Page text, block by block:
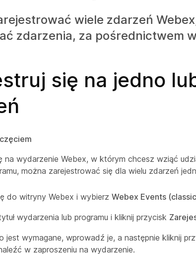
wiele zdarzeń
zdarzenia, za pośrednictwem
się na jedno
na wydarzenie Webex, w którym chcesz wziąć
można zarejestrować się dla wielu zdarzeń
do witryny Webex i wybierz Webex Events
wydarzenia lub programu i kliknij przycisk
jest wymagane, wprowadź je, a następnie kliknij
w zaproszeniu na wydarzenie.